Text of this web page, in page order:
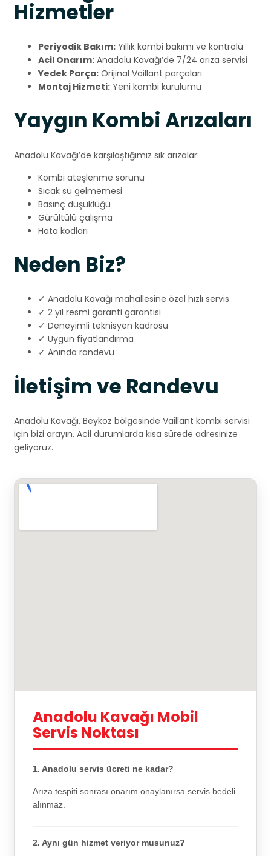
Hizmetler
Periyodik Bakım: Yıllık kombi bakımı ve kontrolü
Acil Onarım: Anadolu Kavağı’de 7/24 arıza servisi
Yedek Parça: Orijinal Vaillant parçaları
Montaj Hizmeti: Yeni kombi kurulumu
Yaygın Kombi Arızaları
Anadolu Kavağı’de karşılaştığımız sık arızalar:
Kombi ateşlenme sorunu
Sıcak su gelmemesi
Basınç düşüklüğü
Gürültülü çalışma
Hata kodları
Neden Biz?
✓ Anadolu Kavağı mahallesine özel hızlı servis
✓ 2 yıl resmi garanti garantisi
✓ Deneyimli teknisyen kadrosu
✓ Uygun fiyatlandırma
✓ Anında randevu
İletişim ve Randevu
Anadolu Kavağı, Beykoz bölgesinde Vaillant kombi servisi
için bizi arayın. Acil durumlarda kısa sürede adresinize
geliyoruz.
Anadolu Kavağı Mobil
Servis Noktası
1. Anadolu servis ücreti ne kadar?
Arıza tespiti sonrası onarım onaylanırsa servis bedeli
alınmaz.
2. Aynı gün hizmet veriyor musunuz?